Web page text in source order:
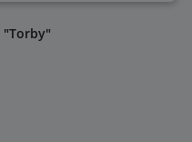
"Torby"